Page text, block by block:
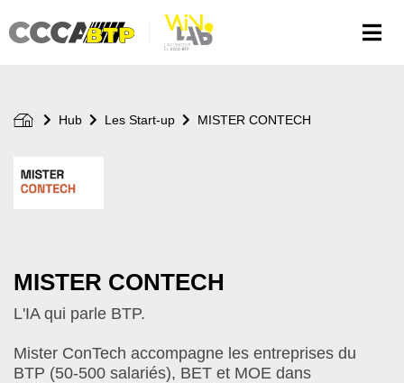
au
contenu
Hub Les Start-up MISTER CONTECH
de
MISTER CONTECH
L'IA qui parle BTP.
Mister ConTech accompagne les entreprises du
BTP (50-500 salariés), BET et MOE dans